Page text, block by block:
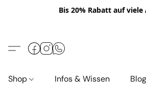
Bis 20% Rabatt auf
Shop Infos & Wissen Blog